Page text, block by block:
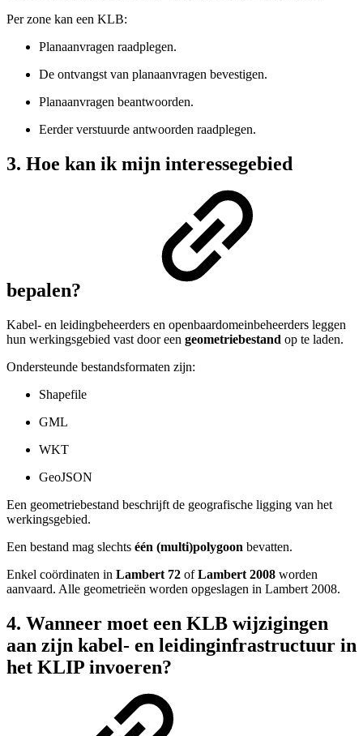
Per zone kan een KLB:
Planaanvragen raadplegen.
De ontvangst van planaanvragen bevestigen.
Planaanvragen beantwoorden.
Eerder verstuurde antwoorden raadplegen.
3. Hoe kan ik mijn interessegebied
bepalen?
Kabel- en leidingbeheerders en openbaardomeinbeheerders leggen
hun werkingsgebied vast door een geometriebestand op te laden.
Ondersteunde bestandsformaten zijn:
Shapefile
GML
WKT
GeoJSON
Een geometriebestand beschrijft de geografische ligging van het
werkingsgebied.
Een bestand mag slechts één (multi)polygoon bevatten.
Enkel coördinaten in Lambert 72 ofLambert 2008 worden
aanvaard. Alle geometrieën worden opgeslagen in Lambert 2008.
4. Wanneer moet een KLB wijzigingen
aan zijn kabel- en leidinginfrastructuur in
het KLIP invoeren?